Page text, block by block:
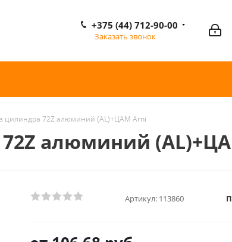
+375 (44) 712-90-00
Заказать звонок
цилиндра 72Z алюминий (AL)+ЦАМ Arni
72Z алюминий
Артикул: 113860